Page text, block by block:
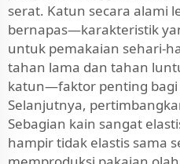
serat. Katun secara alami
bernapas—karakteristik
untuk pemakaian sehari-
tahan lama dan tahan
katun—faktor penting bagi
Selanjutnya,
Sebagian kain sangat
hampir tidak elastis sama